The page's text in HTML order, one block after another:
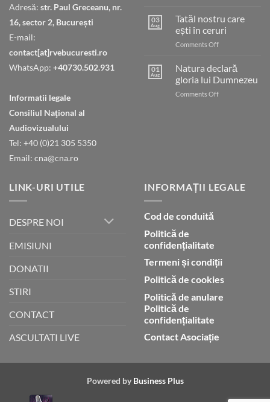
Adresă: str. Paul Greceanu, nr.
16, sector 2, București
E-mail:
contact[at]rvebucuresti.ro
WhatsApp: +40730.502.931
Informatii legale
Consiliul Naţional al
Audiovizualului
Tel: +40 (0)21 305 5350
Email: cna@cna.ro
03
Aug
Tatăl nostru care
ești în ceruri
Comments Offon
nostru
care
ești
în
01
Aug
Natura declară
gloria lui Dumnezeu
Comments Offon
LINK-URI UTILE
DESPRE NOI
EMISIUNI
DONATII
STIRI
CONTACT
ASCULTATI LIVE
INFORMAȚII LEGALE
Cod de conduită
Politică de
confidențialitate
Termeni și condiții
Politică de cookies
Politică de anulare
Politică de
confidențialitate
Contact Asociație
Powered by Business Plus